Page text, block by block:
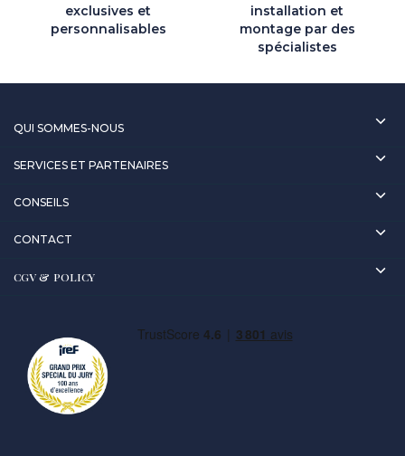
exclusives et
personnalisables
installation et
montage par des
spécialistes
QUI SOMMES-NOUS
SERVICES ET PARTENAIRES
CONSEILS
CONTACT
CGV & POLICY